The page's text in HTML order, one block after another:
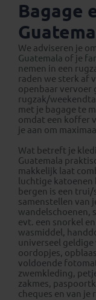
Bagage
We adviseren je
Guatemala of je
nemen in een
raden we sterk af
openbaar vervoer
rugzak/
met je bagage te
omdat een koffer
je aan om
Wat betreft je
Guatemala
makkelijk laat
luchtige katoenen
bergen is een
samenstellen van
wandelschoenen,
evt. een snorkel
wasmiddel,
universeel
oordopjes,
voldoende
zwemkleding,
zakmes,
cheques en van